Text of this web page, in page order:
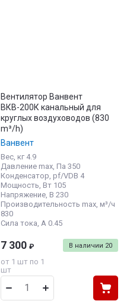
Вентилятор Ванвент
ВКВ-200К канальный для
круглых воздуховодов (830
m³/h)
Ванвент
Вес, кг 4.9
Давление max, Па 350
Конденсатор, pf/VDB 4
Мощность, Вт 105
Напряжение, В 230
Производительность max, м³/ч
830
Сила тока, А 0.45
В наличии 20
7 300 ₽
от 1 шт по 1
шт